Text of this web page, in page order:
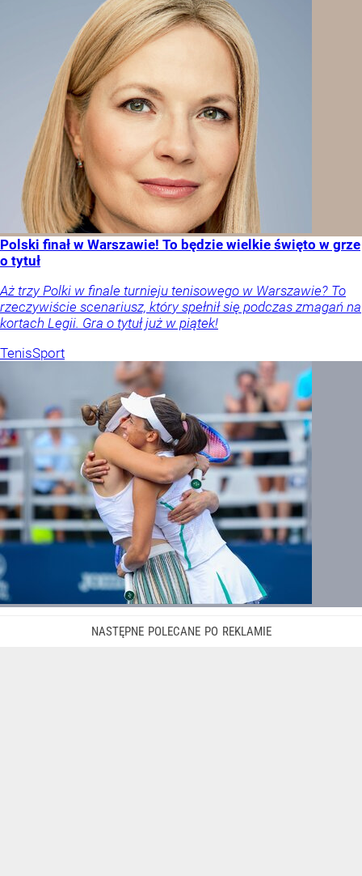
Polski finał w Warszawie! To będzie wielkie święto w grze
o tytuł
Aż trzy Polki w finale turnieju tenisowego w Warszawie? To
rzeczywiście scenariusz, który spełnił się podczas zmagań na
kortach Legii. Gra o tytuł już w piątek!
TenisSport